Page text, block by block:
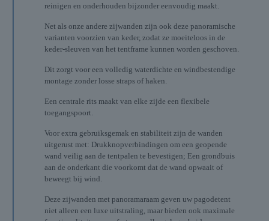
reinigen en onderhouden bijzonder eenvoudig maakt.
Net als onze andere zijwanden zijn ook deze panoramische
varianten voorzien van keder, zodat ze moeiteloos in de
keder-sleuven van het tentframe kunnen worden geschoven.
Dit zorgt voor een volledig waterdichte en windbestendige
montage zonder losse straps of haken.
Een centrale rits maakt van elke zijde een flexibele
toegangspoort.
Voor extra gebruiksgemak en stabiliteit zijn de wanden
uitgerust met: Drukknopverbindingen om een geopende
wand veilig aan de tentpalen te bevestigen; Een grondbuis
aan de onderkant die voorkomt dat de wand opwaait of
beweegt bij wind.
Deze zijwanden met panoramaraam geven uw pagodetent
niet alleen een luxe uitstraling, maar bieden ook maximale